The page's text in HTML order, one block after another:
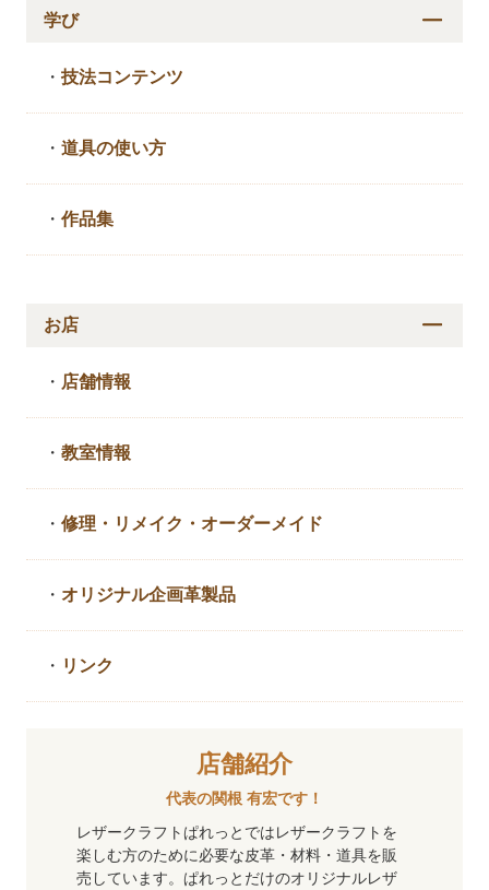
学び
・技法コンテンツ
・道具の使い方
・作品集
お店
・ 店舗情報
・教室情報
・修理・リメイク・ オーダーメイド
・ オリジナル企画革製品
・ リンク
店舗紹介
代表の関根 有宏です！
レザークラフトぱれっとではレザークラフトを
楽しむ方のために必要な皮革・材料・道具を販
売しています。ぱれっとだけのオリジナルレザ